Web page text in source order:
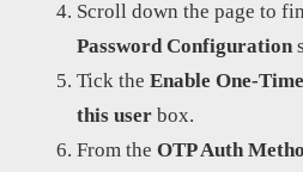
Scroll down the page to
Password Configuration
Tick the Enable One-
this user box.
From the OTP Auth